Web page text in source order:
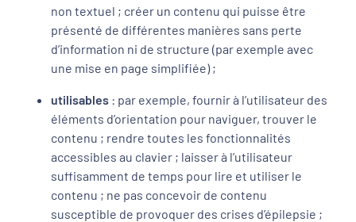
non textuel ; créer un contenu qui puisse être
présenté de différentes manières sans perte
d’information ni de structure (par exemple avec
une mise en page simplifiée) ;
utilisables : par exemple, fournir à l’utilisateur des
éléments d’orientation pour naviguer, trouver le
contenu ; rendre toutes les fonctionnalités
accessibles au clavier ; laisser à l’utilisateur
suffisamment de temps pour lire et utiliser le
contenu ; ne pas concevoir de contenu
susceptible de provoquer des crises d’épilepsie ;